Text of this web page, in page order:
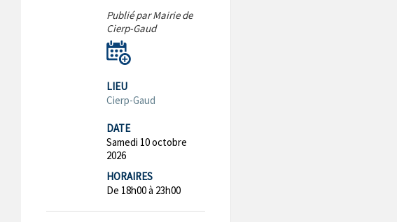
Publié par Mairie de
Cierp-Gaud
LIEU
Cierp-Gaud
DATE
Samedi 10 octobre
2026
HORAIRES
De 18h00 à 23h00